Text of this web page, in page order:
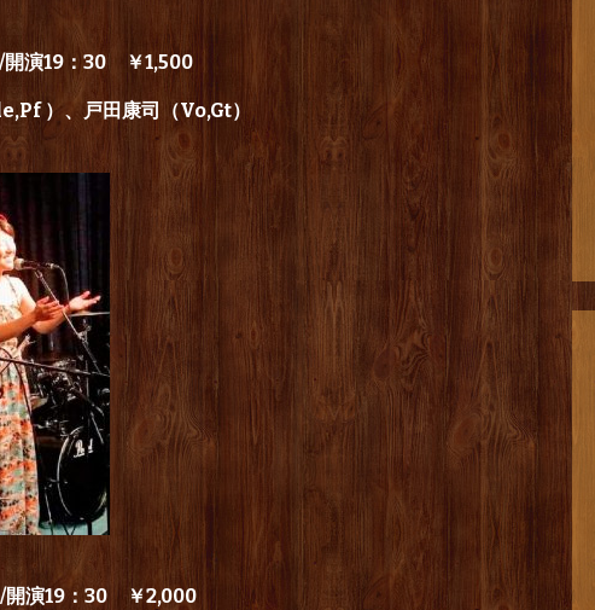
演19：30 ￥1,500
）、戸田康司（Vo,Gt）
開演19：30 ￥2,000